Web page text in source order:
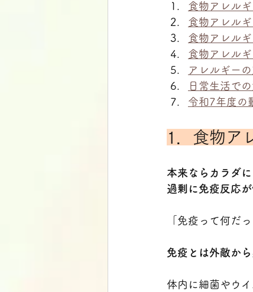
食物アレル
食物アレル
食物アレル
食物アレル
アレルギー
日常生活で
令和7年度の
1．食物ア
本来ならカラダ
過剰に免疫反応
「免疫って何だ
免疫とは外敵か
体内に細菌やウ